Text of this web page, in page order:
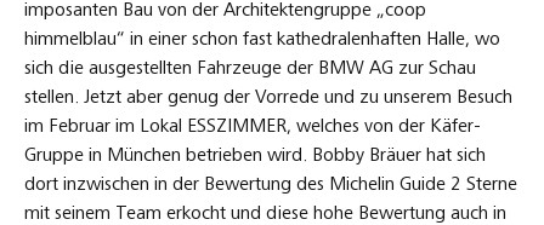
imposanten Bau von der Architektengruppe „coop
himmelblau“ in einer schon fast kathedralenhaften Halle, wo
sich die ausgestellten Fahrzeuge der BMW AG zur Schau
stellen. Jetzt aber genug der Vorrede und zu unserem Besuch
im Februar im Lokal ESSZIMMER, welches von der Käfer-
Gruppe in München betrieben wird. Bobby Bräuer hat sich
dort inzwischen in der Bewertung des Michelin Guide 2 Sterne
mit seinem Team erkocht und diese hohe Bewertung auch in